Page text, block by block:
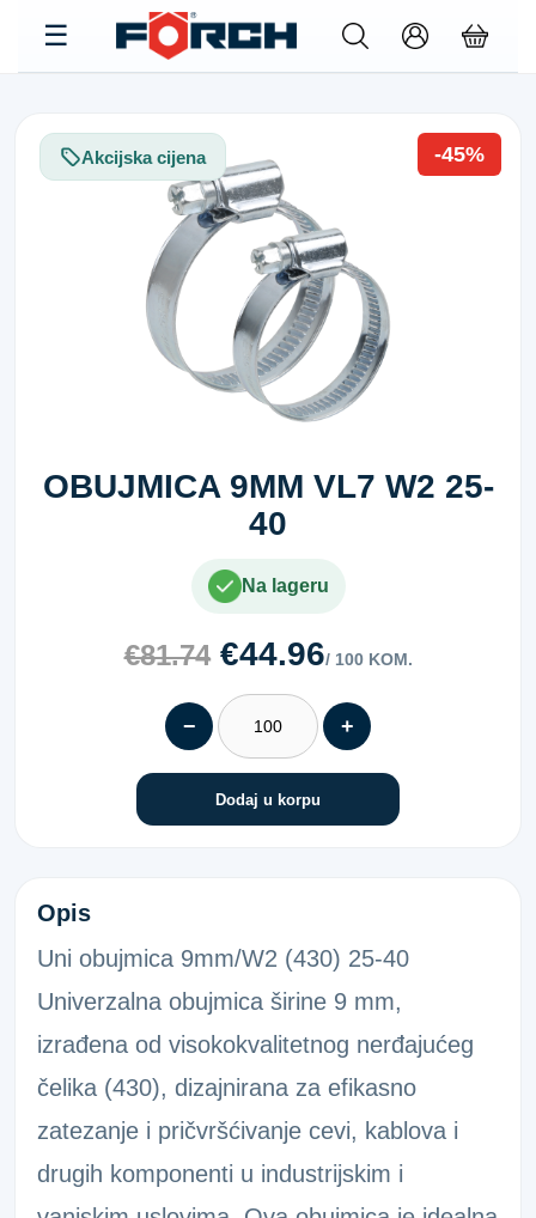
Akcijska cijena -45%
OBUJMICA 9MM VL7 W2 25-
40
Na lageru
€81.74 €44.96/ 100 KOM.
− +
Dodaj u korpu
OBUJMICA 9MM VL7 W2 25-40
Opis
Uni obujmica 9mm/W2 (430) 25-40
Univerzalna obujmica širine 9 mm,
izrađena od visokokvalitetnog nerđajućeg
čelika (430), dizajnirana za efikasno
zatezanje i pričvršćivanje cevi, kablova i
drugih komponenti u industrijskim i